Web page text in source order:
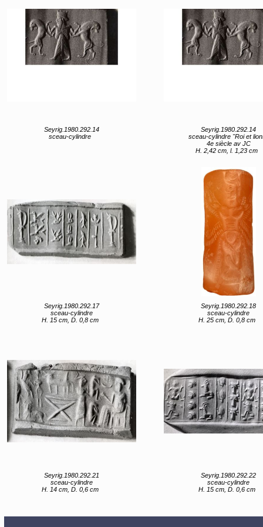
Seyrig.1980.292.14
sceau-cylindre
Seyrig.1980.292.14
sceau-cylindre "Roi et
4e siècle av JC
H. 2,42 cm, l. 1,23 cm
Seyrig.1980.292.17
sceau-cylindre
H. 15 cm, D. 0,8 cm
Seyrig.1980.292.18
sceau-cylindre
H. 25 cm, D. 0,8 cm
Seyrig.1980.292.21
sceau-cylindre
H. 14 cm, D. 0,6 cm
Seyrig.1980.292.22
sceau-cylindre
H. 15 cm, D. 0,6 cm